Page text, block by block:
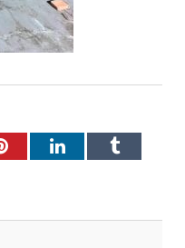
PinterestLinkedInTumblr